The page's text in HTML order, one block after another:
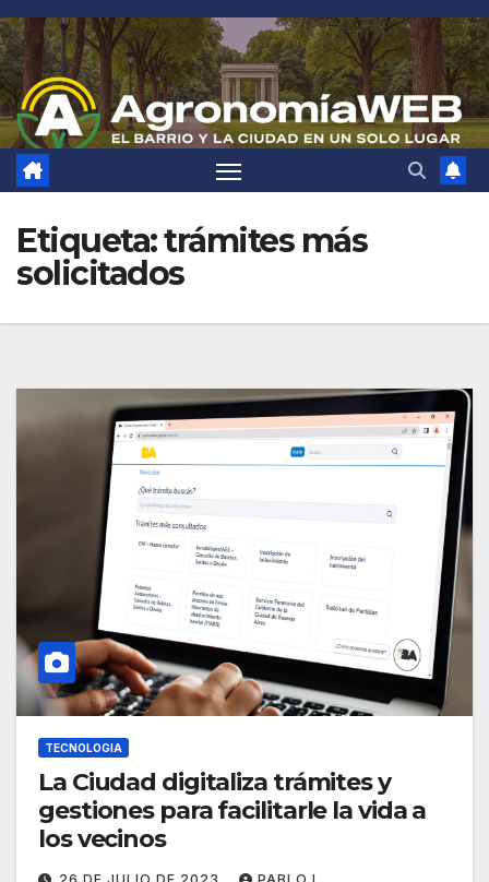
Saltar
al
contenido
Etiqueta:trámites más
solicitados
TECNOLOGIA
La Ciudad digitaliza trámites y
gestiones para facilitarle la vida a
los vecinos